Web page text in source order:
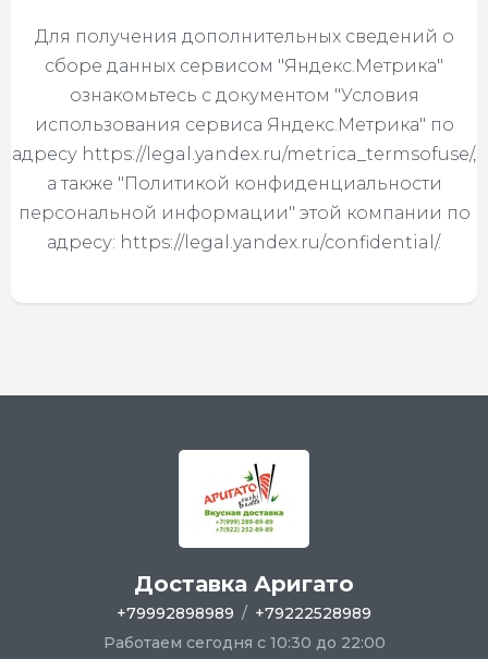
Для получения дополнительных сведений о
сборе данных сервисом "Яндекс.Метрика"
ознакомьтесь с документом "Условия
использования сервиса Яндекс.Метрика" по
адресу https://legal.yandex.ru/metrica_termsofuse/,
а также "Политикой конфиденциальности
персональной информации" этой компании по
адресу: https://legal.yandex.ru/confidential/.
Доставка Аригато
+79992898989 / +79222528989
Работаем сегодня с 10:30 до 22:00